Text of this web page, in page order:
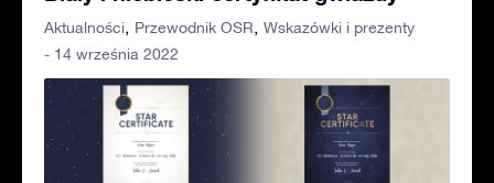
Aktualności Przewodnik OSR
Wskazówki i prezenty
- 14 września 2022